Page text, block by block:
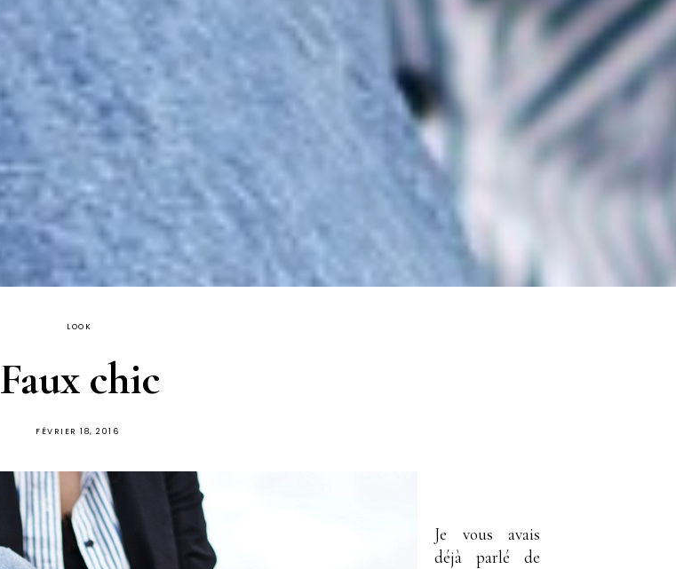
LOOK
Faux chic
PUBLIÉ
FÉVRIER 18, 2016
Je vous avais
déjà parlé de